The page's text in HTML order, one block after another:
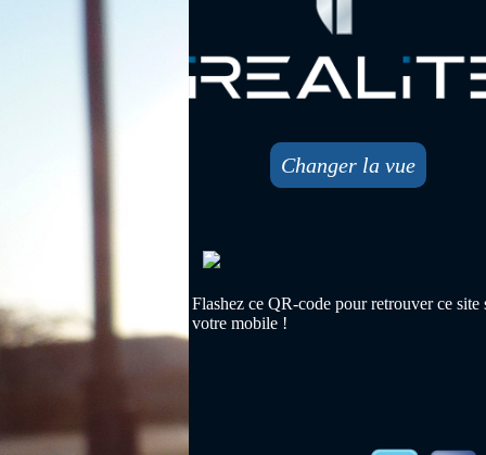
Changer la vue
Flashez ce QR-code pour retrouver ce site
votre mobile !